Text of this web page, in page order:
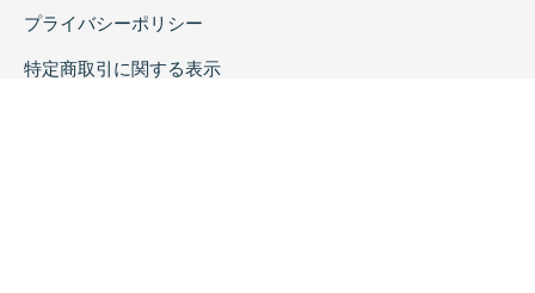
プライバシーポリシー
特定商取引に関する表示